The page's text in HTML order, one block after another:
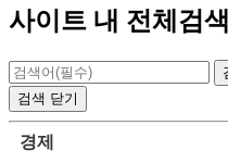
사이트 내 전체검색
검색 닫기
경제